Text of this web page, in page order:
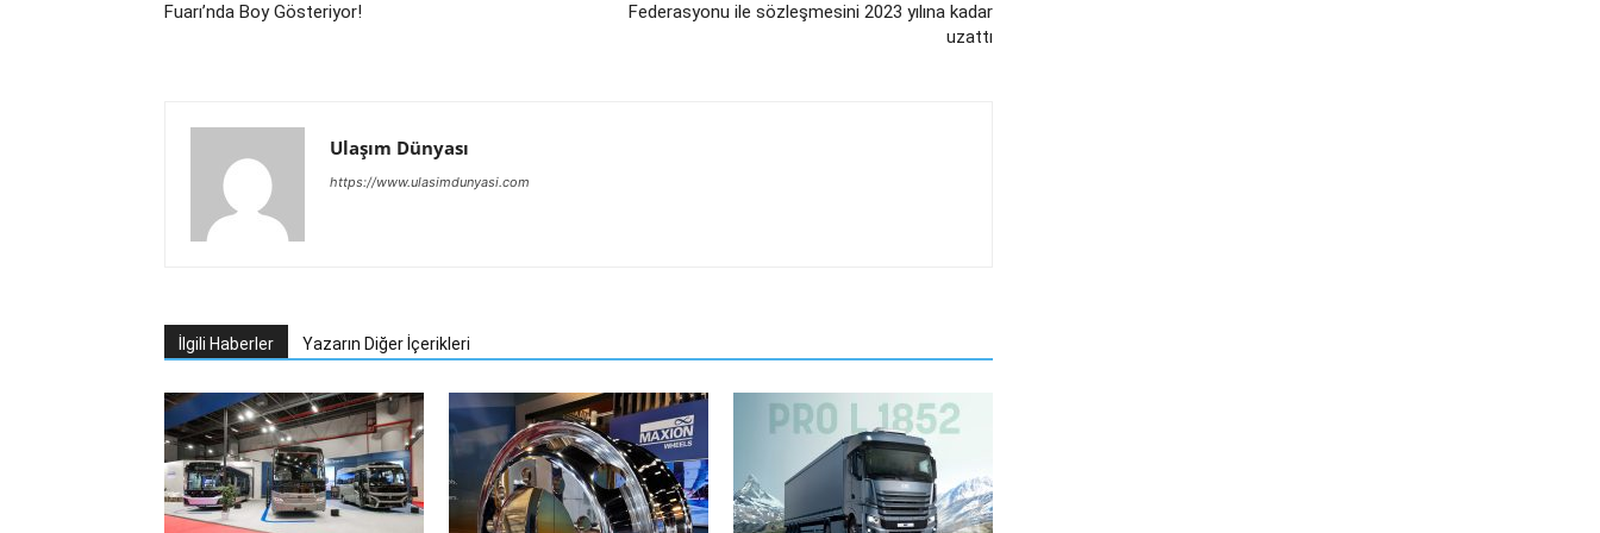
Fuarı’nda Boy Gösteriyor!
Federasyonu ile sözleşmesini 2023 yılına kadar
uzattı
Ulaşım Dünyası
https://www.ulasimdunyasi.com
İlgili Haberler Yazarın Diğer İçerikleri